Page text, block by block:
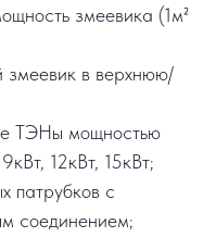
змеевика (1м²
змеевик в верхнюю/
ТЭНы мощностью
12кВт, 15кВт;
патрубков с
соединением;